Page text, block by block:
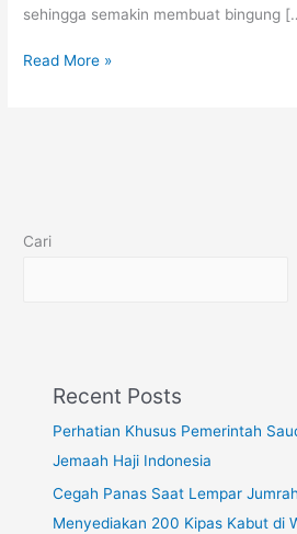
sehingga semakin membuat bingung
Read More »
Cari
Recent Posts
Perhatian Khusus Pemerintah
Jemaah Haji Indonesia
Cegah Panas Saat Lempar
Menyediakan 200 Kipas Kabut di